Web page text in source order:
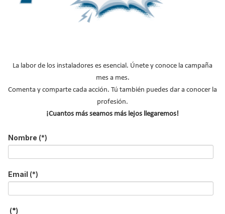
Reportajes de mercado
Suscríbete a
nuestros boletines
Y RECIBE EN TU EMAIL TODA LA
ACTUALIDAD DEL SECTOR
Nombre
Apellidos
Email
Ocupación *
La labor de los instaladores es esencial. Únete y conoce la campaña
mes a mes.
Comenta y comparte cada acción. Tú también puedes dar a conocer la
profesión.
¡Cuantos más seamos más lejos llegaremos!
Nombre (*)
Email (*)
(*)